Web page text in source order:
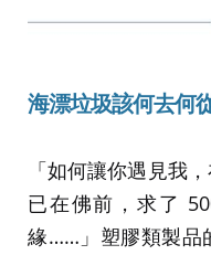
海漂垃圾該何去何
「如何讓你遇見我
已在佛前，求了
緣……」塑膠類製品